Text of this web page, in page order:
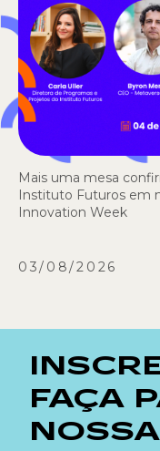
Mais uma mesa
Instituto Futuros em
Innovation Week
03/08/2026
FAÇA